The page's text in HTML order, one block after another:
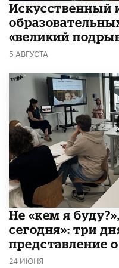
​Искусственный
«великий
5 АВГУСТА
Не «кем я
сегодня»: три
представление
24 ИЮНЯ